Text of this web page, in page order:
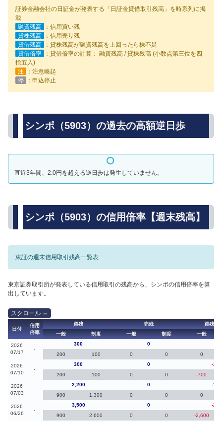
証券金融会社の日証金が発表する「日証金貸借取引残高」を時系列に掲
載
融資残高
：信用買い残
貸株残高
：信用売り残
貸借残高
：貸株残高が融資残高を上回ったら株不足
貸借倍率
：貸借倍率の計算： 融資残高 / 貸株残高 (小数点第三位を四
捨五入)
注
：注意喚起
停
：申込停止
シンポ（5903）の過去の高額逆日歩
直近3年間、2.0円を超える逆日歩は発生していません。
シンポ（5903）の信用倍率【週末残高】
東証の週末信用取引残高一覧表
東京証券取引所が発表している信用取引の残高から、シンポの信用倍率を算
出しています。
日付
信用
倍率
買残 売残
買残（
一般
制度 一般 制度 一般
2026
07/17
-
300 0
200
100 0 0 0
2026
07/10
-
300 0
-
200
100 0 0 -700
2026
07/03
-
2,200 0
-
900
1,300 0 0 0
2026
06/26
-
3,500 0
-
900
2,600 0 0 -2,600